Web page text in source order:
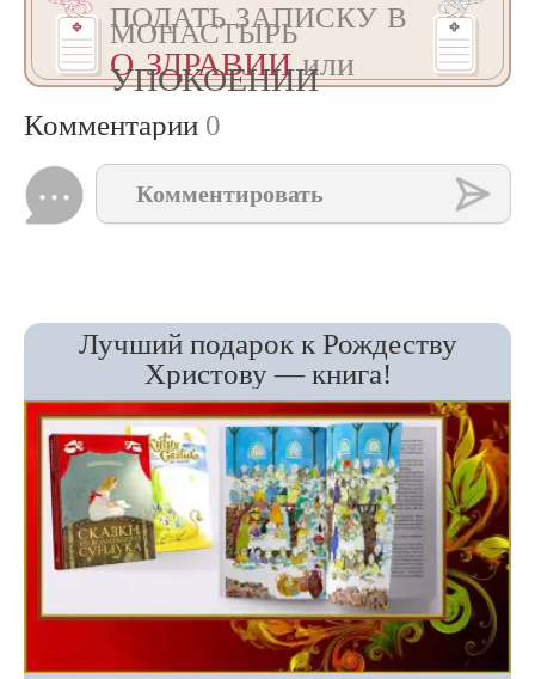
Просмотров: 376 Рейтинг: 0
Оценка:
Комментарии0
Комментировать
Лучший подарок к Рождеству
Христову — книга!